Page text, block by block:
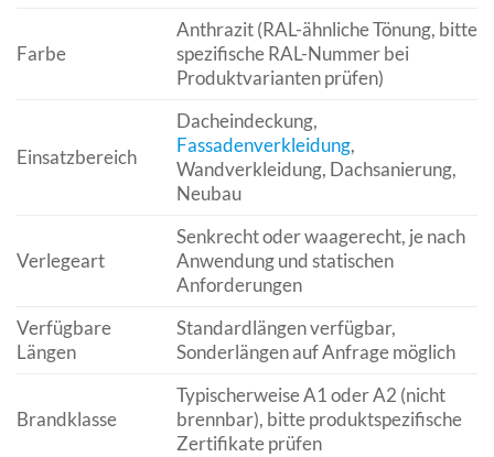
Farbe
Anthrazit (RAL-ähnliche Tönung, bitte
spezifische RAL-Nummer bei
Produktvarianten prüfen)
Einsatzbereich
Dacheindeckung,
Fassadenverkleidung,
Wandverkleidung, Dachsanierung,
Neubau
Verlegeart
Senkrecht oder waagerecht, je nach
Anwendung und statischen
Anforderungen
Verfügbare
Längen
Standardlängen verfügbar,
Sonderlängen auf Anfrage möglich
Brandklasse
Typischerweise A1 oder A2 (nicht
brennbar), bitte produktspezifische
Zertifikate prüfen